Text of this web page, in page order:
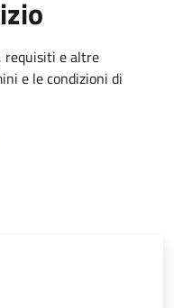
requisiti e altre
e le condizioni di